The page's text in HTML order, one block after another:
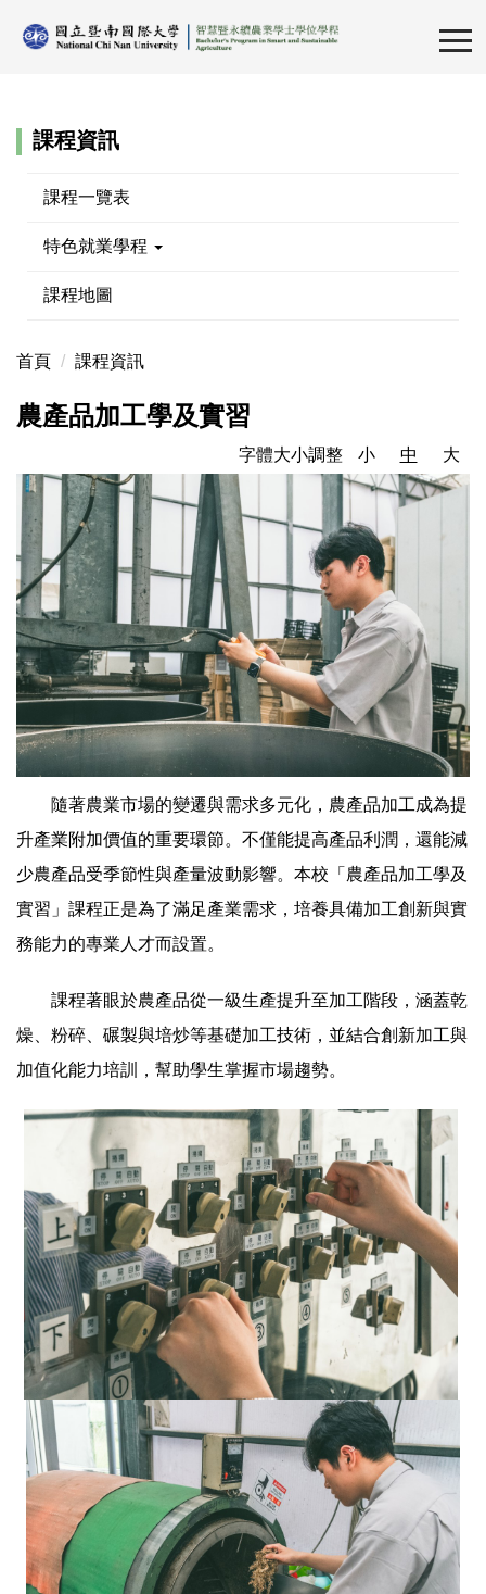
到
課程資訊
課程一覽表
特色就業學程
課程地圖
首頁 課程資訊
農產品加工學及實習
字體大小調整 小 中 大
隨著農業市場的變遷與需求多元化，農產品加工成為提
升產業附加價值的重要環節。不僅能提高產品利潤，還能減
少農產品受季節性與產量波動影響。本校「農產品加工學及
實習」課程正是為了滿足產業需求，培養具備加工創新與實
務能力的專業人才而設置。
課程著眼於農產品從一級生產提升至加工階段，涵蓋乾
燥、粉碎、碾製與培炒等基礎加工技術，並結合創新加工與
加值化能力培訓，幫助學生掌握市場趨勢。